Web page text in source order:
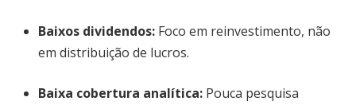
Baixos dividendos: Foco em reinvestimento, não
em distribuição de lucros.
Baixa cobertura analítica: Pouca pesquisa